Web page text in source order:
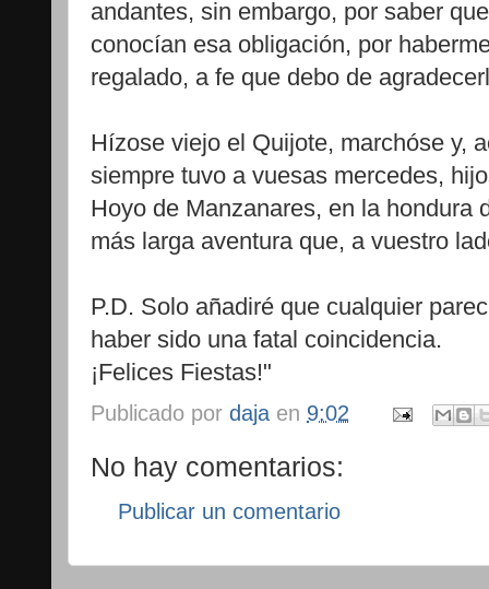
andantes, sin embargo, por saber
conocían esa obligación, por
regalado, a fe que debo de
Hízose viejo el Quijote, marchóse y,
siempre tuvo a vuesas mercedes,
Hoyo de Manzanares, en la hondura
más larga aventura que, a vuestro
P.D. Solo añadiré que cualquier
haber sido una fatal coincidencia.
¡Felices Fiestas!"
Publicado por daja en 9:02
No hay comentarios:
Publicar un comentario